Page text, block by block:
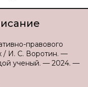
правового
/ И. С. Воротин. —
ученый. — 2024. —